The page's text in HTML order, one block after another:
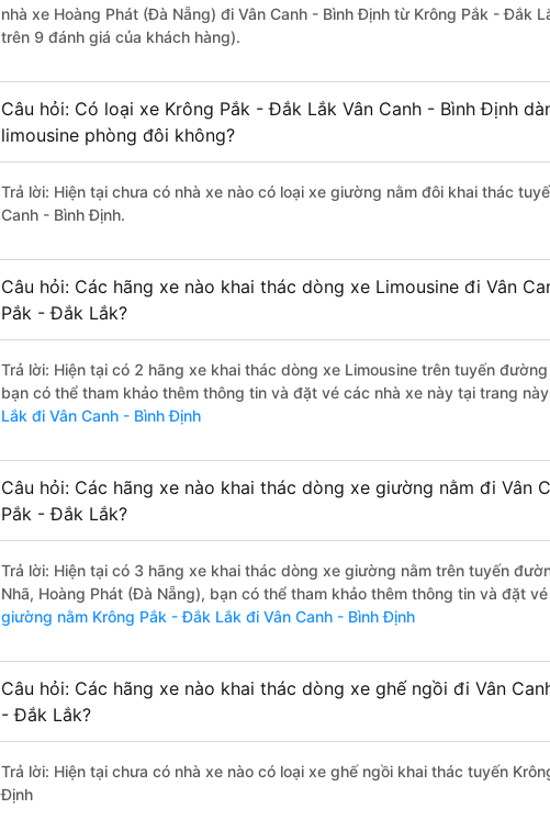
nhà xe Hoàng Phát (Đà Nẵng) đi Vân Canh - Bình Định từ Krông Pắk - Đắk
trên 9 đánh giá của khách hàng).
Câu hỏi: Có loại xe Krông Pắk - Đắk Lắk Vân Canh - Bình Định
limousine phòng đôi không?
Trả lời: Hiện tại chưa có nhà xe nào có loại xe giường nằm đôi khai thác
Canh - Bình Định.
Câu hỏi: Các hãng xe nào khai thác dòng xe Limousine đi Vân
Pắk - Đắk Lắk?
Trả lời: Hiện tại có 2 hãng xe khai thác dòng xe Limousine trên tuyến
bạn có thể tham khảo thêm thông tin và đặt vé các nhà xe này tại trang
Lắk đi Vân Canh - Bình Định
Câu hỏi: Các hãng xe nào khai thác dòng xe giường nằm đi Vân
Pắk - Đắk Lắk?
Trả lời: Hiện tại có 3 hãng xe khai thác dòng xe giường nằm trên tuyến
Nhã, Hoàng Phát (Đà Nẵng), bạn có thể tham khảo thêm thông tin và đặt
giường nằm Krông Pắk - Đắk Lắk đi Vân Canh - Bình Định
Câu hỏi: Các hãng xe nào khai thác dòng xe ghế ngồi đi Vân
- Đắk Lắk?
Trả lời: Hiện tại chưa có nhà xe nào có loại xe ghế ngồi khai thác tuyến
Định